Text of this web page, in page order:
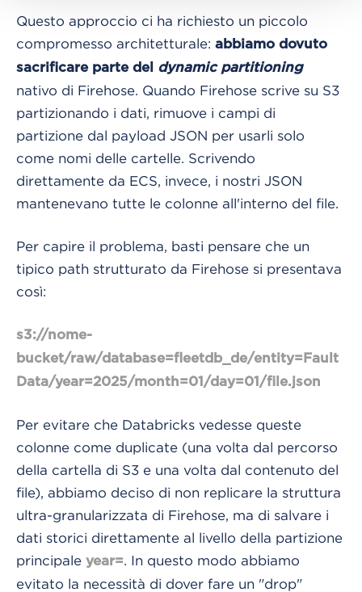
Questo approccio ci ha richiesto un piccolo
compromesso architetturale: abbiamo dovuto
sacrificare parte del
dynamic partitioning
nativo di Firehose. Quando Firehose scrive su S3
partizionando i dati, rimuove i campi di
partizione dal payload JSON per usarli solo
come nomi delle cartelle. Scrivendo
direttamente da ECS, invece, i nostri JSON
mantenevano tutte le colonne all'interno del file.
Per capire il problema, basti pensare che un
tipico path strutturato da Firehose si presentava
così:
s3://nome-
bucket/raw/database=fleetdb_de/entity=Fault
Data/year=2025/month=01/day=01/file.json
Per evitare che Databricks vedesse queste
colonne come duplicate (una volta dal percorso
della cartella di S3 e una volta dal contenuto del
file), abbiamo deciso di non replicare la struttura
ultra-granularizzata di Firehose, ma di salvare i
dati storici direttamente al livello della partizione
principale year=. In questo modo abbiamo
evitato la necessità di dover fare un "drop"